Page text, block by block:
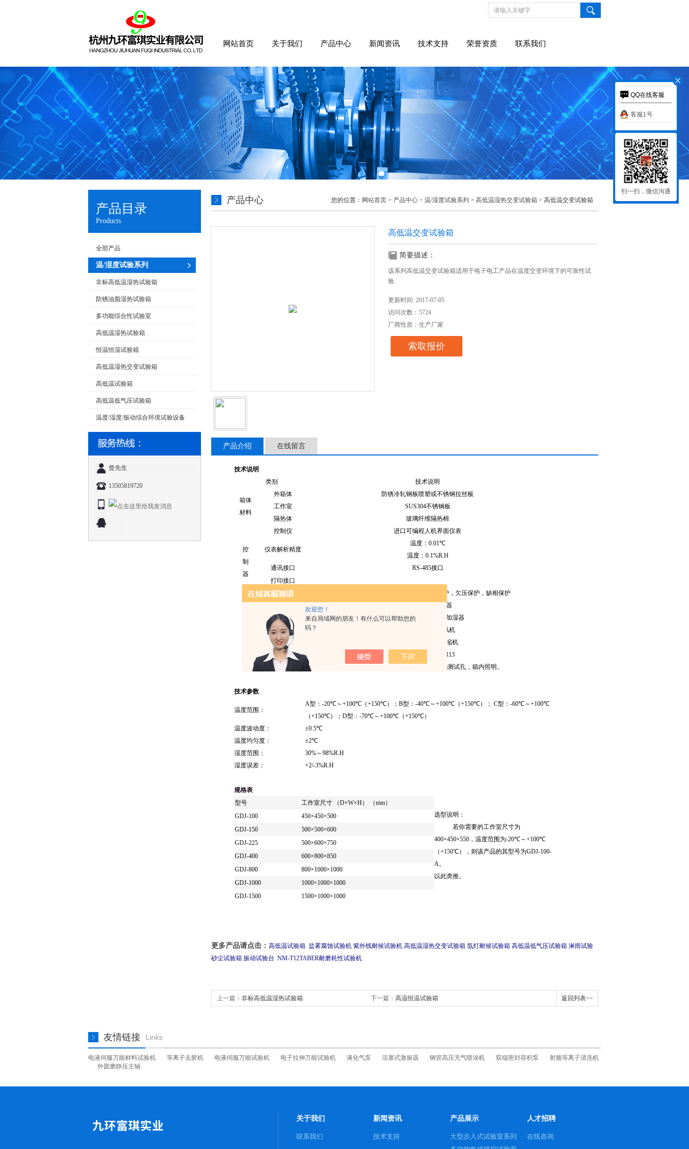
欢迎您！
来自局域网的朋友！有什么可以帮助您的
吗？
网站首页 关于我们 产品中心 新闻资讯 技术支持 荣誉资质 联系我们
产品目录
Products
全部产品
温/湿度试验系列
非标高低温湿热试验箱
防锈油脂湿热试验箱
多功能综合性试验室
高低温湿热试验箱
恒温恒湿试验箱
高低温湿热交变试验箱
高低温试验箱
高低温低气压试验箱
温度/湿度/振动综合环境试验设备
曾先生
13505819720
产品中心 您的位置： 网站首页 > 产品中心 > 温/湿度试验系列 > 高低温湿热交变试验箱 > 高低温交变试验箱
高低温交变试验箱
简要描述：
该系列高低温交变试验箱适用于电子电工产品在温度交变环境下的可靠性试
验.
更新时间: 2017-07-05
访问次数：5724
厂商性质：生产厂家
索取报价
产品介绍 在线留言
技术说明
类别
技术说明
箱体
材料
外箱体
防锈冷轧钢板喷塑或不锈钢拉丝板
工作室
SUS304不锈钢板
隔热体
玻璃纤维隔热棉
控
制
器
控制仪 进口可编程人机界面仪表
仪表解析精度
温度： 0.01℃
温度： 0.1%R.H
通讯接口
RS-485接口
打印接口
附属功能
温度上下限报警，缺水报警，漏电保护，欠压保护，缺相保护
镍铬合金电加热器
加湿器
不锈钢铠装加热蒸发加湿器
风机
离心风机，轴流风机
制冷机
欧、美原装制冷压缩机
制冷剂
R502，
R13
其他配置
?50mm测试孔，箱内照明。
技术参数
温度范围：
A型： -20℃～+100℃（+150℃）； B型： -40℃～+100℃（+150℃）； C型： -60℃～+100℃
（+150℃）； D型： -70℃～+100℃（+150℃）
温度波动度：
±0.5℃
温度均匀度：
±2℃
湿度范围：
30%～98%R.H
湿度误差：
+2/-3%R.H
规格表
型号
工作室尺寸 （D×W×H） （mm）
GDJ-100
450×450×500
GDJ-150
500×500×600
GDJ-225
500×600×750
GDJ-400
600×800×850
GDJ-800
800×1000×1000
GDJ-1000
1000×1000×1000
GDJ-1500
1500×1000×1000
选型说明：
若你需要的工作室尺寸为
400×450×550 ，温度范围为-20℃～+100℃
（+150℃），则该产品的其型号为GDJ-100-
A。
以此类推。
更多产品请点击： 高低温试验箱 盐雾腐蚀试验机 紫外线耐候试验机 高低温湿热交变试验箱 氙灯耐候试验箱 高低温低气压试验箱 淋雨试验
砂尘试验箱 振动试验台 NM-T12TABER耐磨耗性试验机
上一篇： 非标高低温湿热试验箱 下一篇： 高温恒温试验箱 返回列表>>
友情链接 Links
电液伺服万能材料试验机 等离子去胶机 电液伺服万能试验机 电子拉伸万能试验机 液化气泵 活塞式激振器 钢管高压无气喷涂机 双端密封容积泵
射频等离子清洗机
外圆磨静压主轴
关于我们
联系我们
新闻资讯
技术支持
产品展示
大型步入式试验室系列
人才招聘
在线咨询
QQ在线客服
客服1号
扫一扫，微信沟通